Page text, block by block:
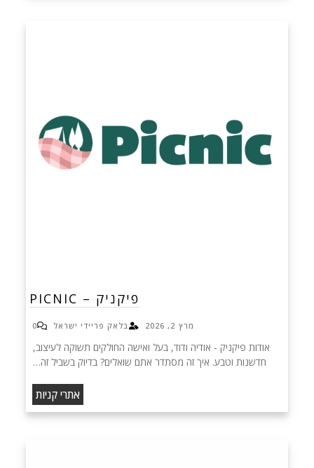
פיקניק – PICNIC
מרץ 2, 2026 בלאק פריידי ישראל 0
אודות פיקניק - אודיה ודוד, בעל ואישה החולקים תשוקה לעיצוב,
חדשנות וטבע. איך זה מסתדר אתם שואלים? בדיוק בשביל זה…
אתרי קניות